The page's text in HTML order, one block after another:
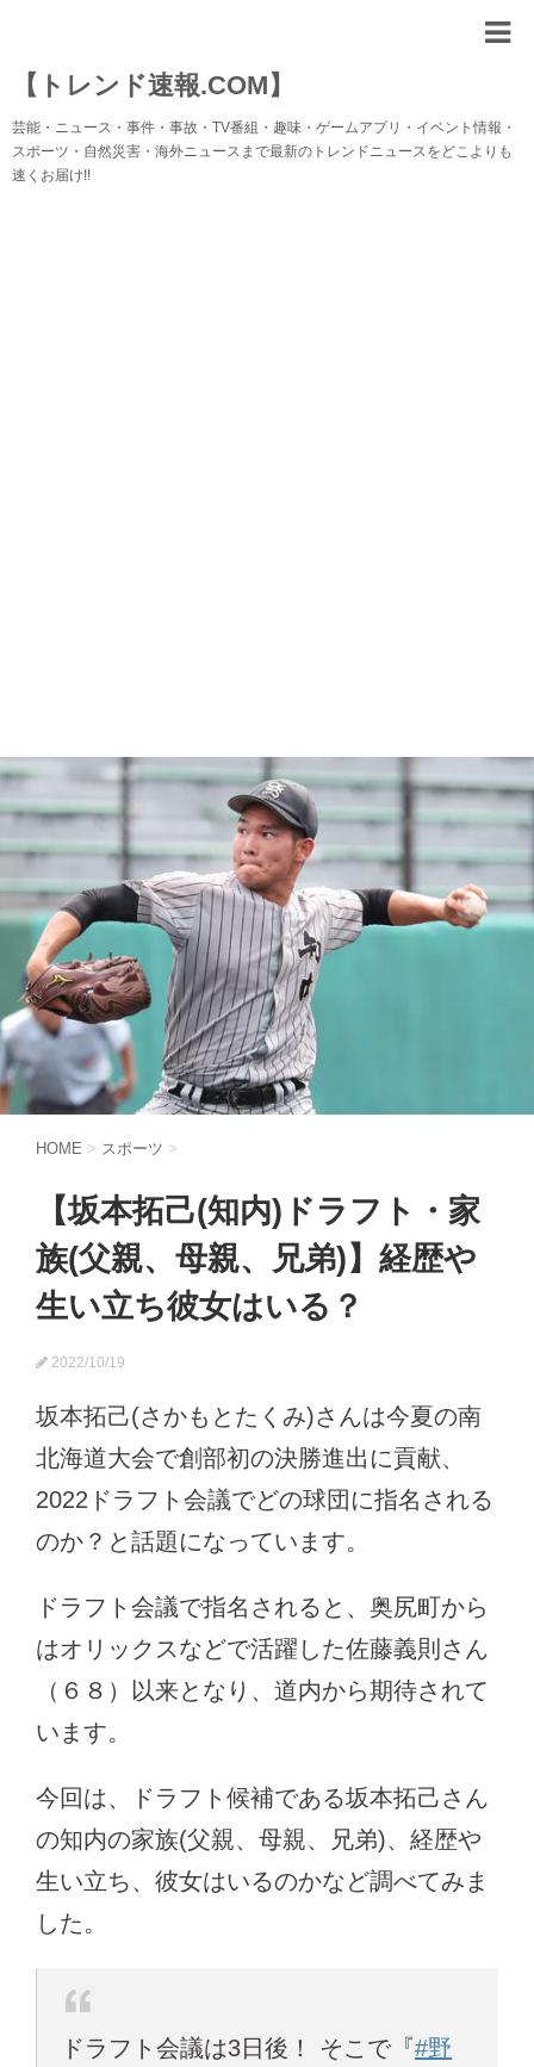
【トレンド速報.COM】
芸能・ニュース・事件・事故・TV番組・趣味・ゲームアプリ・イベント情報・
スポーツ・自然災害・海外ニュースまで最新のトレンドニュースをどこよりも
速くお届け!!
HOME > スポーツ >
【坂本拓己(知内)ドラフト・家
族(父親、母親、兄弟)】経歴や
生い立ち彼女はいる？
2022/10/19
坂本拓己(さかもとたくみ)さんは今夏の南
北海道大会で創部初の決勝進出に貢献、
2022ドラフト会議でどの球団に指名される
のか？と話題になっています。
ドラフト会議で指名されると、奥尻町から
はオリックスなどで活躍した佐藤義則さん
（６８）以来となり、道内から期待されて
います。
今回は、ドラフト候補である坂本拓己さん
の知内の家族(父親、母親、兄弟)、経歴や
生い立ち、彼女はいるのかなど調べてみま
した。
ドラフト会議は3日後！ そこで『#野